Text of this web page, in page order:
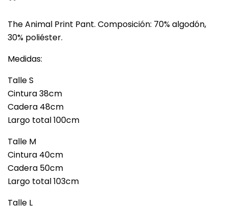
The Animal Print Pant. Composición: 70% algodón,
30% poliéster.
Medidas:
Talle S
Cintura 38cm
Cadera 48cm
Largo total 100cm
Talle M
Cintura 40cm
Cadera 50cm
Largo total 103cm
Talle L